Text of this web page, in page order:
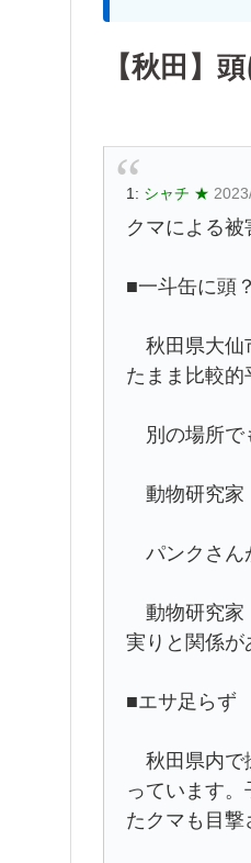
【秋田】
1: シャチ ★
クマによる
■一斗缶に頭
秋田県大仙
たまま比較
別の場所で
動物研究家
パンクさん
動物研究家
実りと関係が
■エサ足らず
秋田県内で
っています
たクマも目